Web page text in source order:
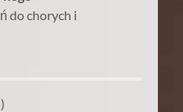
do chorych i